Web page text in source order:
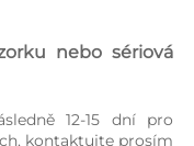
nebo sériová
12-15 dní pro
kontaktujte prosím